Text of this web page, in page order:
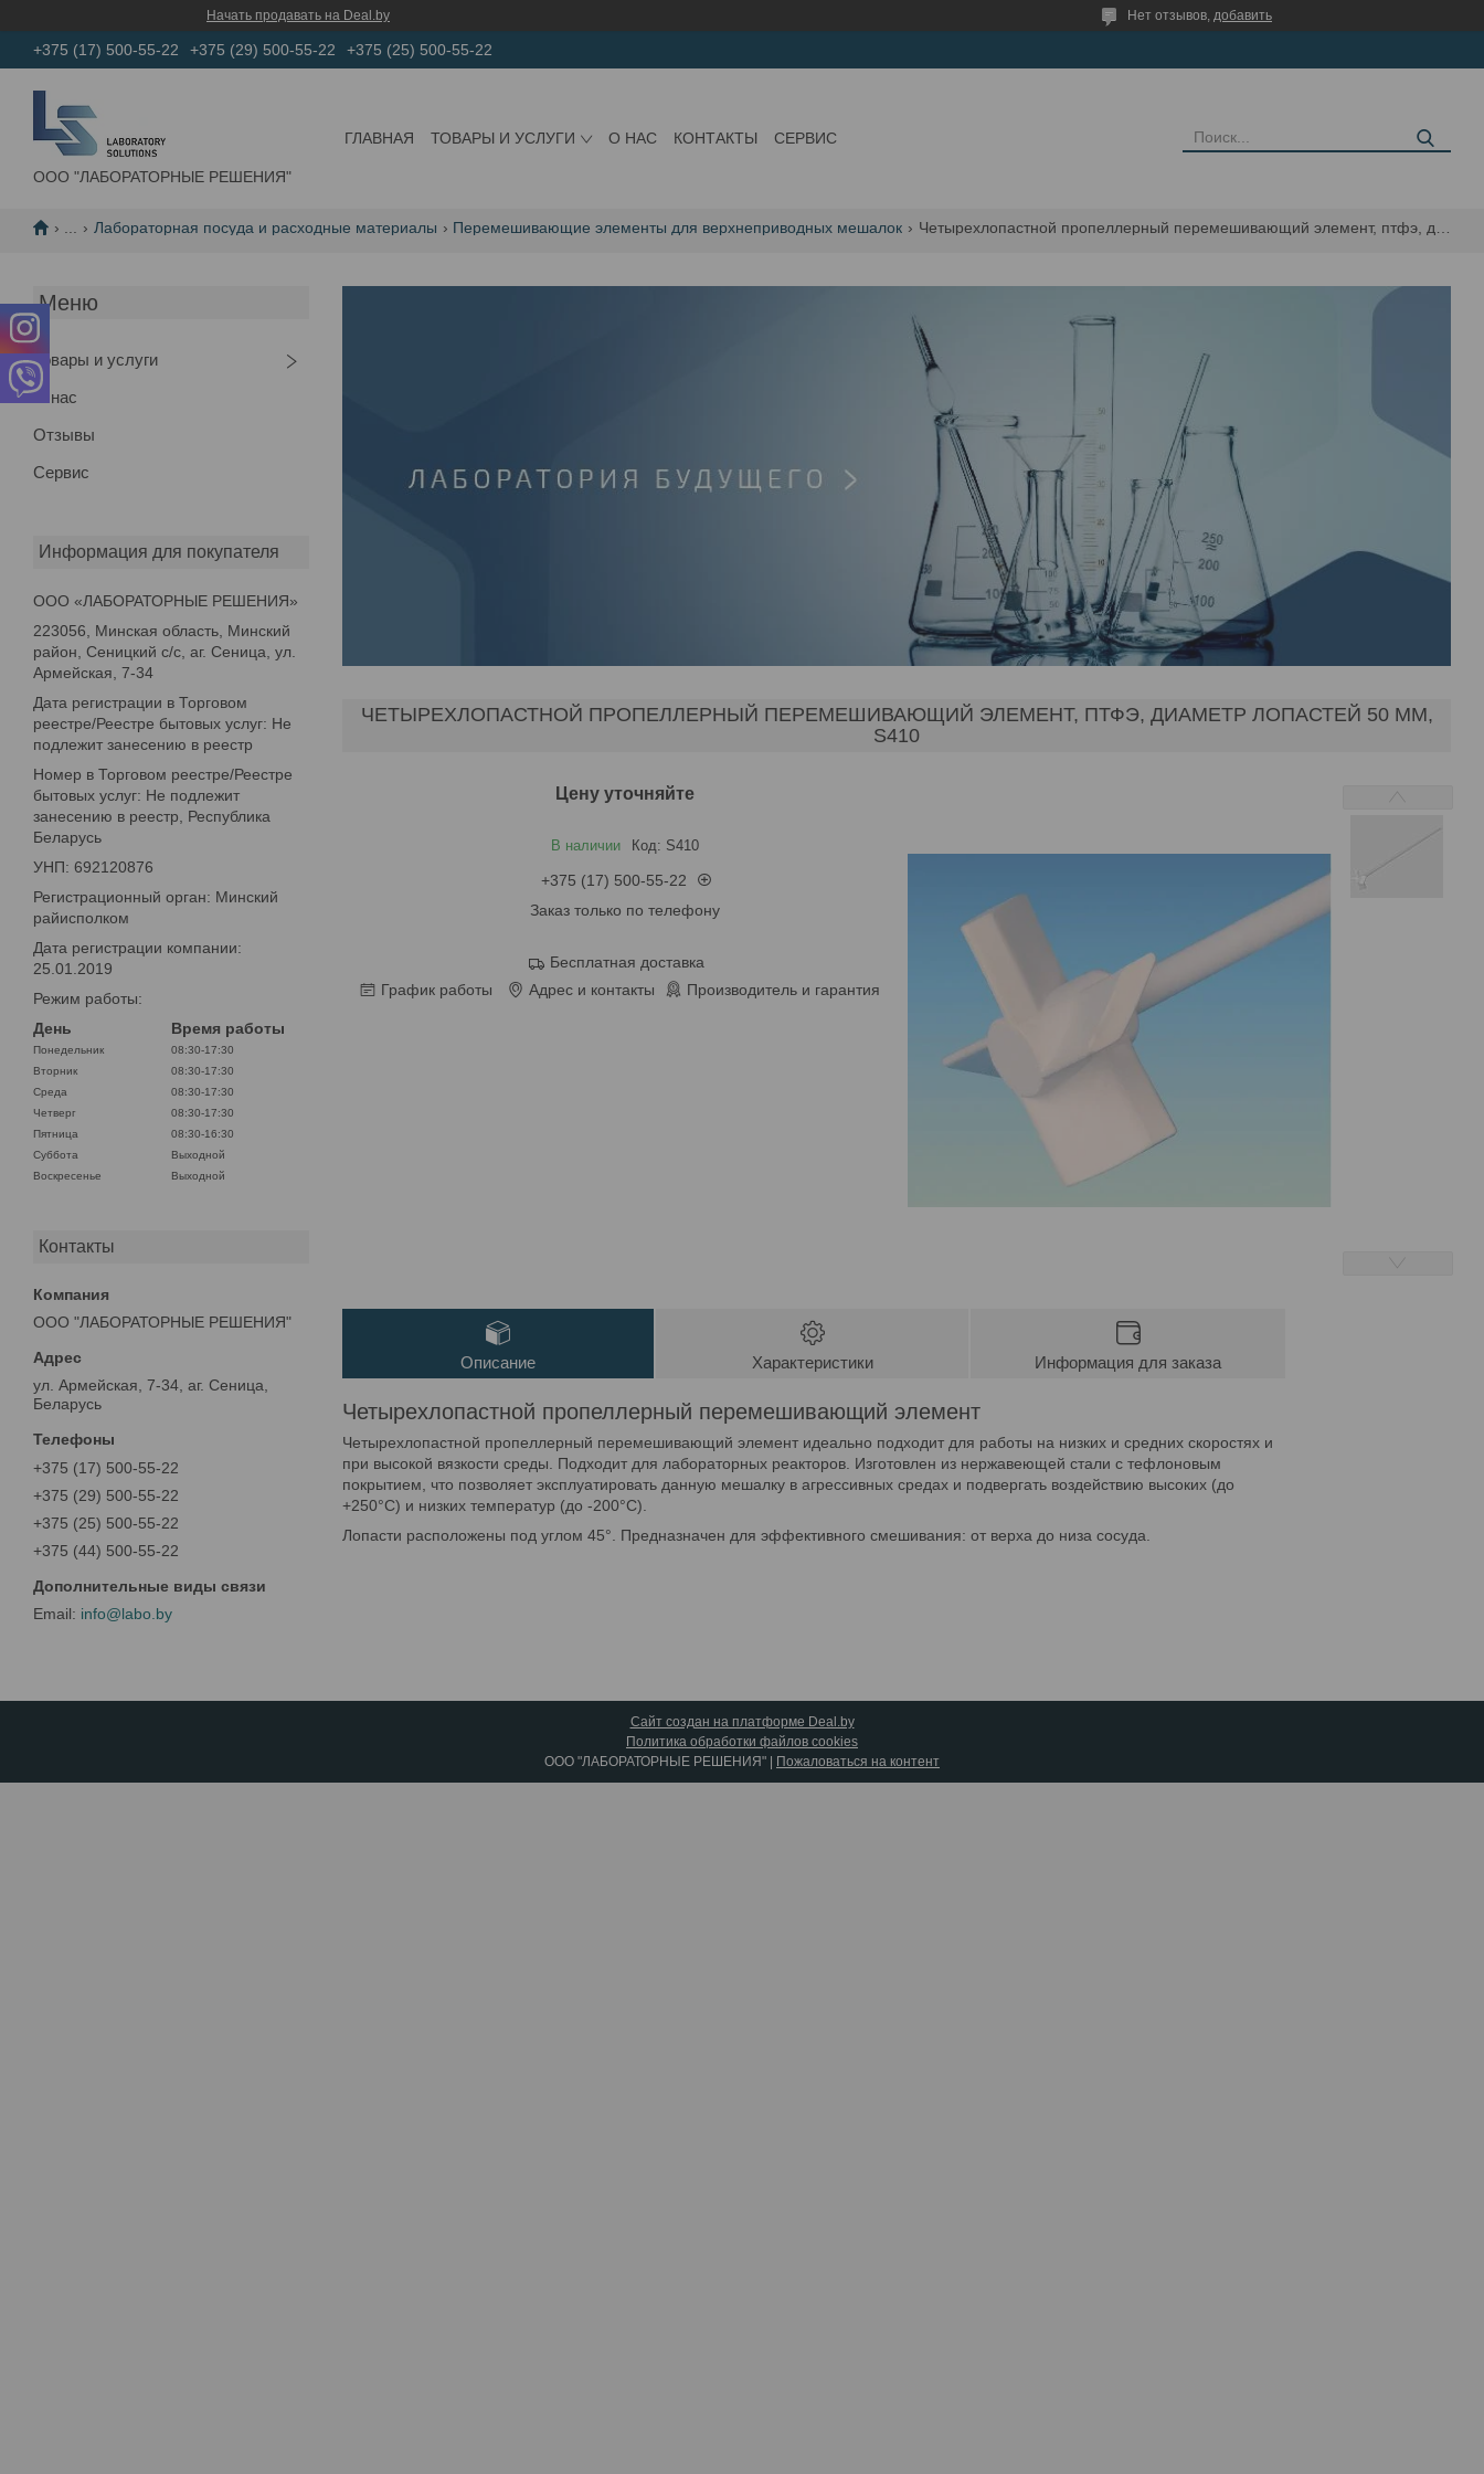
Начать продавать на Deal.by Нет отзывов, добавить
+375 (17) 500-55-22 +375 (29) 500-55-22 +375 (25) 500-55-22
ООО "ЛАБОРАТОРНЫЕ РЕШЕНИЯ"
ГЛАВНАЯ ТОВАРЫ И УСЛУГИ О НАС КОНТАКТЫ СЕРВИС
Лабораторная посуда и расходные материалы Перемешивающие элементы для верхнеприводных мешалок
Товары и услуги
О нас
Отзывы
Сервис
Информация для покупателя
ООО «ЛАБОРАТОРНЫЕ РЕШЕНИЯ»
223056, Минская область, Минский
район, Сеницкий с/с, аг. Сеница, ул.
Армейская, 7-34
Дата регистрации в Торговом
реестре/Реестре бытовых услуг: Не
подлежит занесению в реестр
Номер в Торговом реестре/Реестре
бытовых услуг: Не подлежит
занесению в реестр, Республика
Беларусь
УНП: 692120876
Регистрационный орган: Минский
райисполком
Дата регистрации компании:
25.01.2019
Режим работы:
День
Время работы
Понедельник
08:30-17:30
Вторник
08:30-17:30
Среда
08:30-17:30
Четверг
08:30-17:30
Пятница
08:30-16:30
Суббота
Выходной
Воскресенье
Выходной
Контакты
ООО "ЛАБОРАТОРНЫЕ РЕШЕНИЯ"
ул. Армейская, 7-34, аг. Сеница,
Беларусь
+375 (17) 500-55-22
+375 (29) 500-55-22
+375 (25) 500-55-22
+375 (44) 500-55-22
info@labo.by
ЧЕТЫРЕХЛОПАСТНОЙ ПРОПЕЛЛЕРНЫЙ ПЕРЕМЕШИВАЮЩИЙ ЭЛЕМЕНТ, ПТФЭ, ДИАМЕТР ЛОПАСТЕЙ 50 ММ,
S410
Цену уточняйте
В наличии Код: S410
+375 (17) 500-55-22
Заказ только по телефону
Бесплатная доставка
График работы
Адрес и контакты Производитель и гарантия
Описание Характеристики Информация для заказа
Четырехлопастной пропеллерный перемешивающий элемент
Четырехлопастной пропеллерный перемешивающий элемент идеально подходит для работы на низких и средних скоростях и
при высокой вязкости среды. Подходит для лабораторных реакторов. Изготовлен из нержавеющей стали с тефлоновым
покрытием, что позволяет эксплуатировать данную мешалку в агрессивных средах и подвергать воздействию высоких (до
+250°С) и низких температур (до -200°С).
Лопасти расположены под углом 45°. Предназначен для эффективного смешивания: от верха до низа сосуда.
Сайт создан на платформе Deal.by
Политика обработки файлов cookies
ООО "ЛАБОРАТОРНЫЕ РЕШЕНИЯ" | Пожаловаться на контент